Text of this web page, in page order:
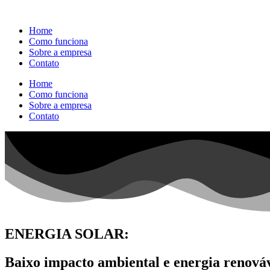
Home
Como funciona
Sobre a empresa
Contato
Home
Como funciona
Sobre a empresa
Contato
ENERGIA SOLAR:
Baixo impacto ambiental e energia